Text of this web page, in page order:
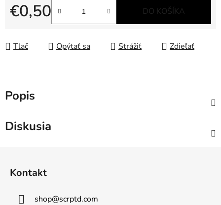
€0,50
Jednotková cena:
DO KOŠÍKA
Tlač Opýtať sa Strážiť Zdieľať
Popis
Diskusia
Kontakt
shop@scrptd.com